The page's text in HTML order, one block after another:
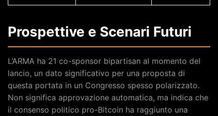
Prospettive e Scenari Futuri
L’ARMA ha 21 co-sponsor bipartisan al momento del
lancio, un dato significativo per una proposta di
questa portata in un Congresso spesso polarizzato.
Non significa approvazione automatica, ma indica che
il consenso politico pro-Bitcoin ha raggiunto una